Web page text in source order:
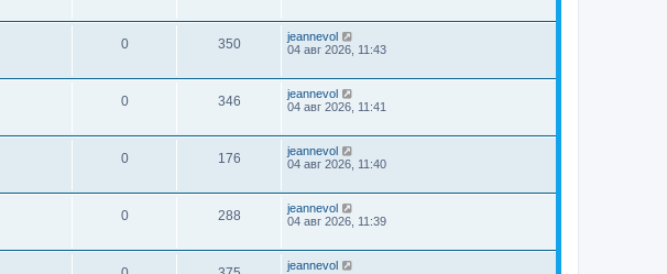
0 350
jeannevol
04 авг 2026, 11:43
0 346
jeannevol
04 авг 2026, 11:41
0 176
jeannevol
04 авг 2026, 11:40
0 288
jeannevol
04 авг 2026, 11:39
jeannevol